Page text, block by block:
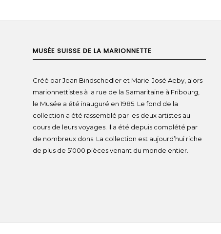
MUSÉE SUISSE DE LA MARIONNETTE
Créé par Jean Bindschedler et Marie-José Aeby, alors
marionnettistes à la rue de la Samaritaine à Fribourg,
le Musée a été inauguré en 1985. Le fond de la
collection a été rassemblé par les deux artistes au
cours de leurs voyages. Il a été depuis complété par
de nombreux dons. La collection est aujourd’hui riche
de plus de 5’000 pièces venant du monde entier.